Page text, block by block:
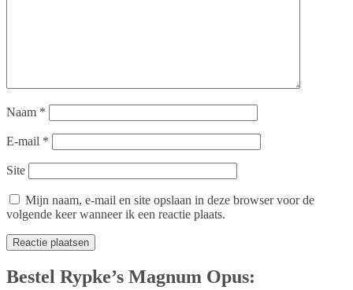
Naam *
E-mail *
Site
Mijn naam, e-mail en site opslaan in deze browser voor de
volgende keer wanneer ik een reactie plaats.
Bestel Rypke’s Magnum Opus: